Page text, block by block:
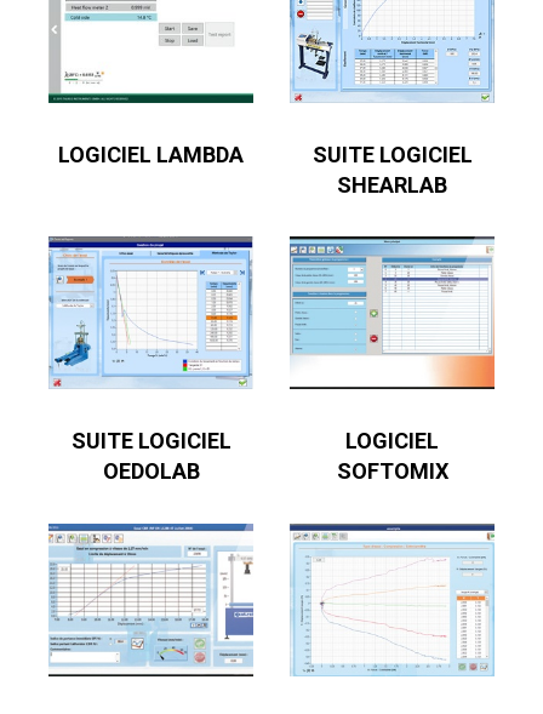
LOGICIEL LAMBDA
SUITE LOGICIEL
SHEARLAB
SUITE LOGICIEL
OEDOLAB
LOGICIEL
SOFTOMIX